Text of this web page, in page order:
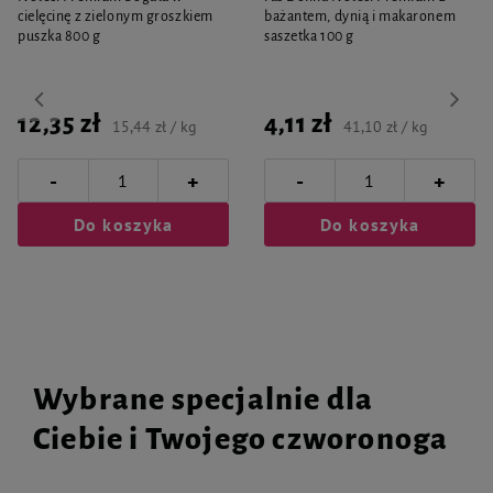
Skład wg INCI
Aqua, Disodium Laureth Sulfosuccinate, Sodium Laureth Sulfate, Lauryl
Sodium Chloride, Glycol Distearate, Urea, Lauramide MEA, Stearamide MEA,
Parfum, Sodium Benzoate.
Opakowanie
Butelka z kapslo-korkiem zapakowana w kartonik; pojemność: 250 ml.
cielęcinę z zielonym groszkiem
puszka 800 g
12,35 zł 15,44 zł / kg
- +
Do koszyka
bażantem, dynią i makaronem
saszetka 100 g
4,11 zł 41,10 zł / kg
- +
Do koszyka
Wybrane specjalnie dla
Ciebie i Twojego czworonoga